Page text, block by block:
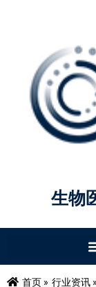
生物
首页 » 行业资讯 »